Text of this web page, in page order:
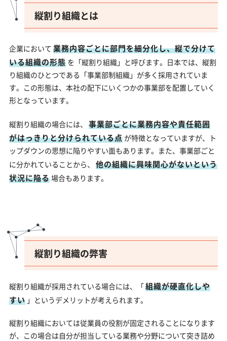
縦割り組織とは
企業において 業務内容ごとに部門を細分化し、縦で分けて
いる組織の形態 を「縦割り組織」と呼びます。日本では、縦割
り組織のひとつである「事業部制組織」が多く採用されていま
す。この形態は、本社の配下にいくつかの事業部を配置していく
形となっています。
縦割り組織の場合には、
事業部ごとに業務内容や責任範囲
がはっきりと分けられている点 が特徴となっていますが、ト
ップダウンの思想に陥りやすい面もあります。また、事業部ごと
に分かれていることから、
他の組織に興味関心がないという
状況に陥る場合もあります。
縦割り組織の弊害
縦割り組織が採用されている場合には、「組織が硬直化しや
すい 」というデメリットが考えられます。
縦割り組織においては従業員の役割が固定されることになります
が、この場合は自分が担当している業務や分野について突き詰め